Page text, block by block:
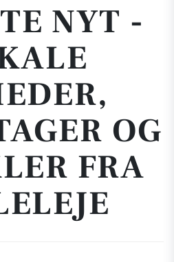
NYT -
OG
FRA